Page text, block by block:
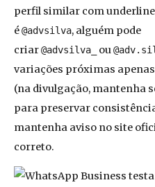
perfil similar com underline
é@advsilva, alguém pode
criar@advsilva_ ou
variações próximas
(na divulgação, mantenha
para preservar
mantenha aviso no site
correto.